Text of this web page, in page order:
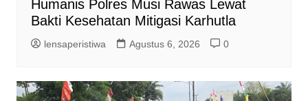
Humanis Polres Musi Rawas Lewat
Bakti Kesehatan Mitigasi Karhutla
lensaperistiwa Agustus 6, 2026 0